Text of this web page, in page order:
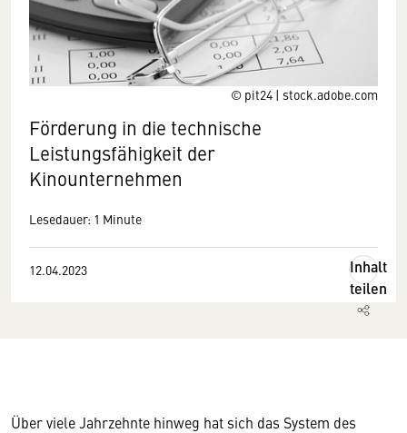
© pit24 | stock.adobe.com
Förderung in die technische
Leistungsfähigkeit der
Kinounternehmen
Lesedauer: 1 Minute
12.04.2023
Inhalt
teilen
Über viele Jahrzehnte hinweg hat sich das System des